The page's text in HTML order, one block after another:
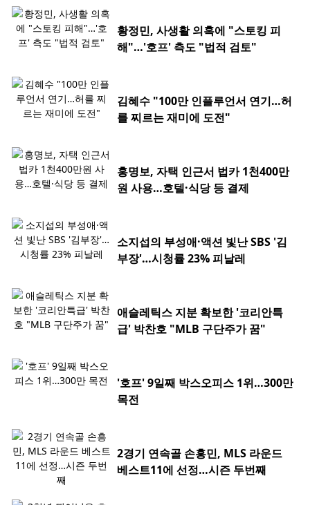
황정민, 사생활 의혹에 "스토킹 피
해"…'호프' 측도 "법적 검토"
김혜수 "100만 인플루언서 연기…허
를 찌르는 재미에 도전"
홍명보, 자택 인근서 법카 1천400만
원 사용…호텔·식당 등 결제
소지섭의 부성애·액션 빛난 SBS '김
부장'…시청률 23% 피날레
애슬레틱스 지분 확보한 '코리안특
급' 박찬호 "MLB 구단주가 꿈"
'호프' 9일째 박스오피스 1위…300만
목전
2경기 연속골 손흥민, MLS 라운드
베스트11에 선정…시즌 두번째